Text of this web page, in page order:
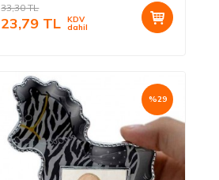
33,30TL
23,79 TL KDV
dahil
%29